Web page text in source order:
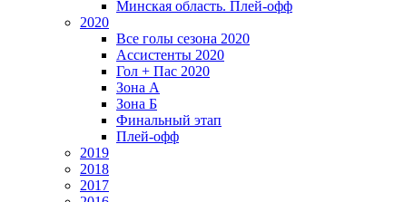
Минская область. Плей-офф
2020
Все голы сезона 2020
Ассистенты 2020
Гол + Пас 2020
Зона А
Зона Б
Финальный этап
Плей-офф
2019
2018
2017